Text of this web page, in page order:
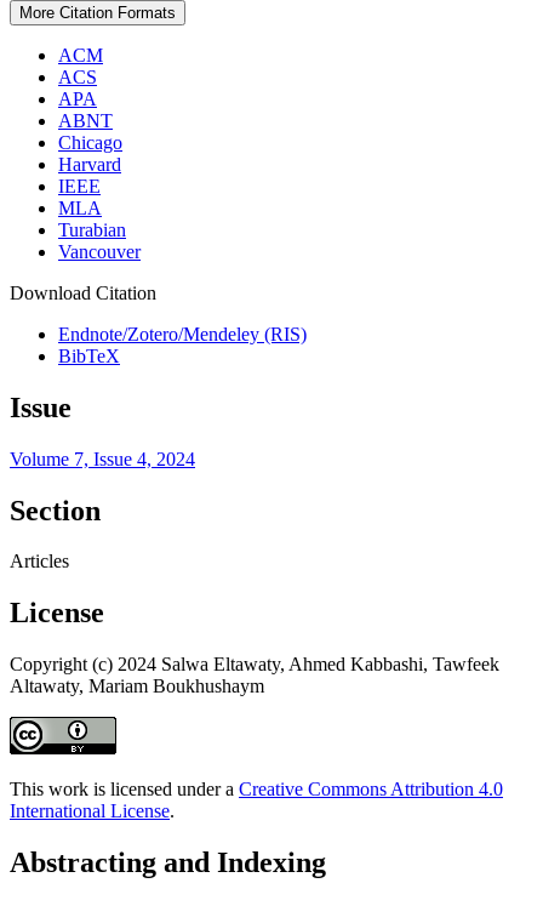
More Citation Formats
ACM
ACS
APA
ABNT
Chicago
Harvard
IEEE
MLA
Turabian
Vancouver
Download Citation
Endnote/Zotero/Mendeley (RIS)
BibTeX
Issue
Volume 7, Issue 4, 2024
Section
Articles
License
Copyright (c) 2024 Salwa Eltawaty, Ahmed Kabbashi, Tawfeek
Altawaty, Mariam Boukhushaym
This work is licensed under a Creative Commons Attribution 4.0
International License.
Abstracting and Indexing